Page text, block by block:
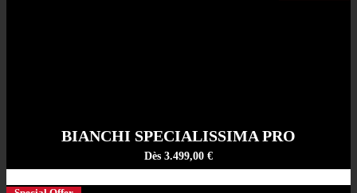
BIANCHI SPECIALISSIMA PRO
Dès 3.499,00 €